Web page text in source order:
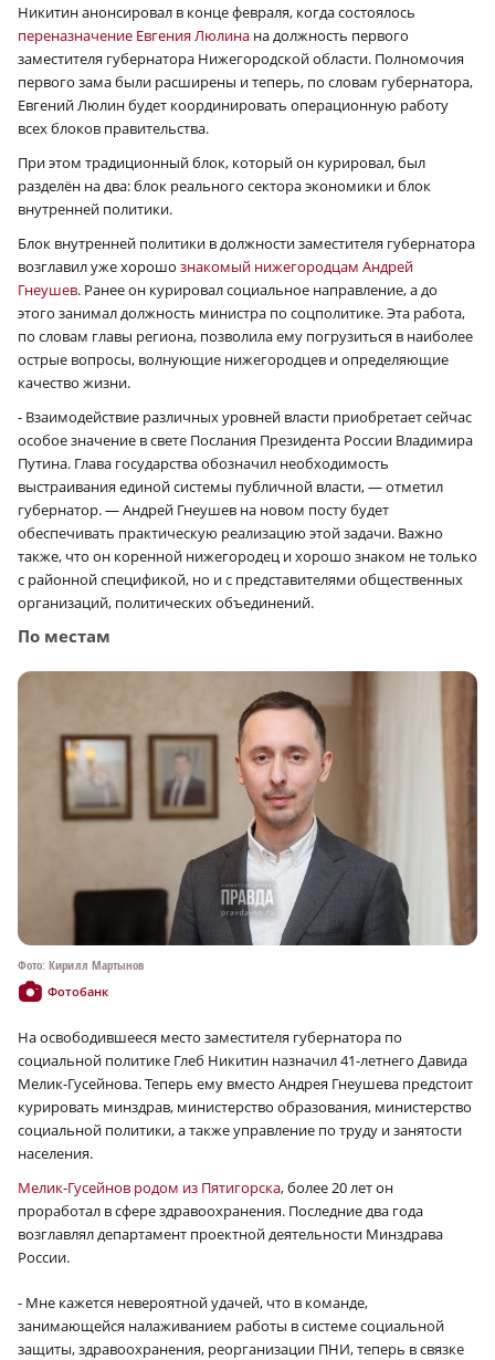
Никитин анонсировал в конце февраля, когда состоялось
переназначение Евгения Люлина на должность первого
заместителя губернатора Нижегородской области. Полномочия
первого зама были расширены и теперь, по словам губернатора,
Евгений Люлин будет координировать операционную работу
всех блоков правительства.
При этом традиционный блок, который он курировал, был
разделён на два: блок реального сектора экономики и блок
внутренней политики.
Блок внутренней политики в должности заместителя губернатора
возглавил уже хорошо знакомый нижегородцам Андрей
Гнеушев. Ранее он курировал социальное направление, а до
этого занимал должность министра по соцполитике. Эта работа,
по словам главы региона, позволила ему погрузиться в наиболее
острые вопросы, волнующие нижегородцев и определяющие
качество жизни.
- Взаимодействие различных уровней власти приобретает сейчас
особое значение в свете Послания Президента России Владимира
Путина. Глава государства обозначил необходимость
выстраивания единой системы публичной власти, — отметил
губернатор. — Андрей Гнеушев на новом посту будет
обеспечивать практическую реализацию этой задачи. Важно
также, что он коренной нижегородец и хорошо знаком не только
с районной спецификой, но и с представителями общественных
организаций, политических объединений.
По местам
Фото: Кирилл Мартынов
Фотобанк
На освободившееся место заместителя губернатора по
социальной политике Глеб Никитин назначил 41-летнего Давида
Мелик-Гусейнова. Теперь ему вместо Андрея Гнеушева предстоит
курировать минздрав, министерство образования, министерство
социальной политики, а также управление по труду и занятости
населения.
Мелик-Гусейнов родом из Пятигорска, более 20 лет он
проработал в сфере здравоохранения. Последние два года
возглавлял департамент проектной деятельности Минздрава
России.
- Мне кажется невероятной удачей, что в команде,
занимающейся налаживанием работы в системе социальной
защиты, здравоохранения, реорганизации ПНИ, теперь в связке